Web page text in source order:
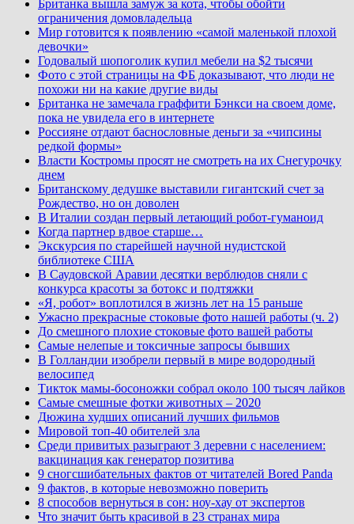
Британка вышла замуж за кота, чтобы обойти
ограничения домовладельца
Мир готовится к появлению «самой маленькой плохой
девочки»
Годовалый шопоголик купил мебели на $2 тысячи
Фото с этой страницы на ФБ доказывают, что люди не
похожи ни на какие другие виды
Британка не замечала граффити Бэнкси на своем доме,
пока не увидела его в интернете
Россияне отдают баснословные деньги за «чипсины
редкой формы»
Власти Костромы просят не смотреть на их Снегурочку
днем
Британскому дедушке выставили гигантский счет за
Рождество, но он доволен
В Италии создан первый летающий робот-гуманоид
Когда партнер вдвое старше…
Экскурсия по старейшей научной нудистской
библиотеке США
В Саудовской Аравии десятки верблюдов сняли с
конкурса красоты за ботокс и подтяжки
«Я, робот» воплотился в жизнь лет на 15 раньше
Ужасно прекрасные стоковые фото нашей работы (ч. 2)
До смешного плохие стоковые фото вашей работы
Самые нелепые и токсичные запросы бывших
В Голландии изобрели первый в мире водородный
велосипед
Тикток мамы-босоножки собрал около 100 тысяч лайков
Самые смешные фотки животных – 2020
Дюжина худших описаний лучших фильмов
Мировой топ-40 обителей зла
Среди привитых разыграют 3 деревни с населением:
вакцинация как генератор позитива
9 сногсшибательных фактов от читателей Bored Panda
9 фактов, в которые невозможно поверить
8 способов вернуться в сон: ноу-хау от экспертов
Что значит быть красивой в 23 странах мира